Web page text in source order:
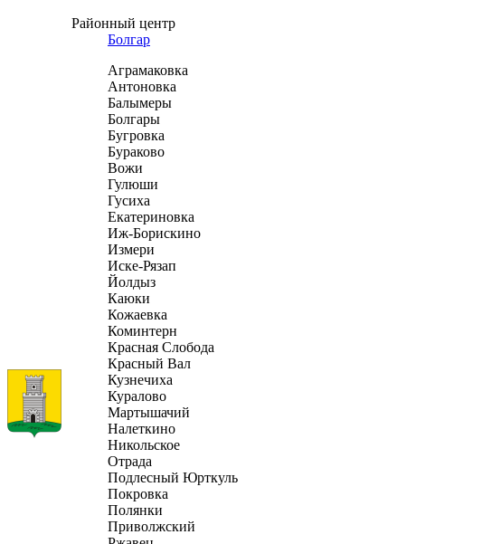
Районный центр
Болгар
Аграмаковка
Антоновка
Балымеры
Болгары
Бугровка
Бураково
Вожи
Гулюши
Гусиха
Екатериновка
Иж-Борискино
Измери
Иске-Рязап
Йолдыз
Каюки
Кожаевка
Коминтерн
Красная Слобода
Красный Вал
Кузнечиха
Куралово
Мартышачий
Налеткино
Никольское
Отрада
Подлесный Юрткуль
Покровка
Полянки
Приволжский